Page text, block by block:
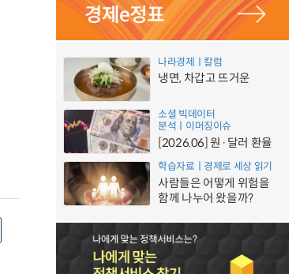
나라경제ㅣ칼럼
냉면, 차갑고 뜨거운
소셜 빅데이터
분석ㅣ이머징이슈
[2026.06] 원·달러 환율
학습자료ㅣ경제로 세상 읽기
사람들은 어떻게 위험을
함께 나누어 왔을까?